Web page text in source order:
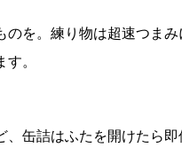
を。練り物は超速つま
。
缶詰はふたを開けたら